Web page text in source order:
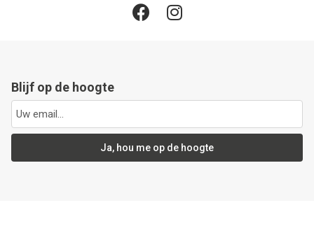
Blijf op de hoogte
Ja, hou me op de hoogte